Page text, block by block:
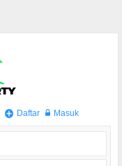
+ Daftar w Masuk